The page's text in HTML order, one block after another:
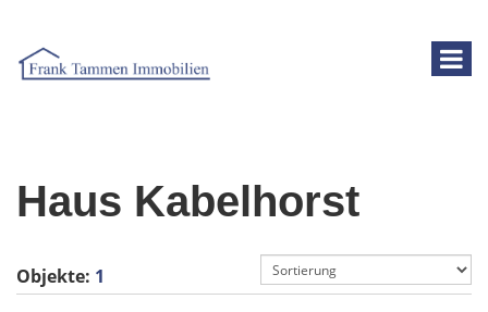
Haus Kabelhorst
Objekte: 1